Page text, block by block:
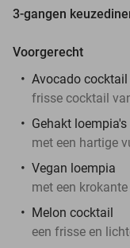
3-gangen
Voorgerecht
Avocado cocktail
frisse cocktail
Gehakt loempia's
met een hartige
Vegan loempia
met een
Melon cocktail
een frisse en